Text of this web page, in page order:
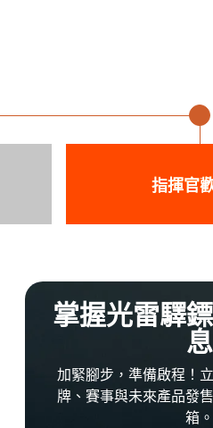
指揮官
掌握光雷驛
息
加緊腳步，準備啟程！
牌、賽事與未來產品發
箱。